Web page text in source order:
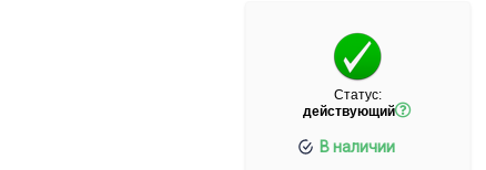
Статус:
действующий
В наличии